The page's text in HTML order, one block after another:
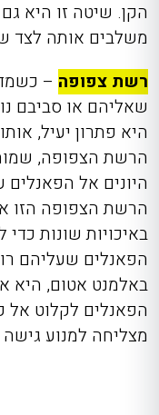
הקן. שיטה זו היא
משלבים אותה לצד
רשת צפופה –
שאליהם או סביבם
היא פתרון יעיל,
הרשת הצפופה,
היונים אל
הרשת הצפופה הזו
באיכויות שונות
הפאנלים שעליהם
באלמנט אטום, היא
הפאנלים לקלוט
מצליחה למנוע